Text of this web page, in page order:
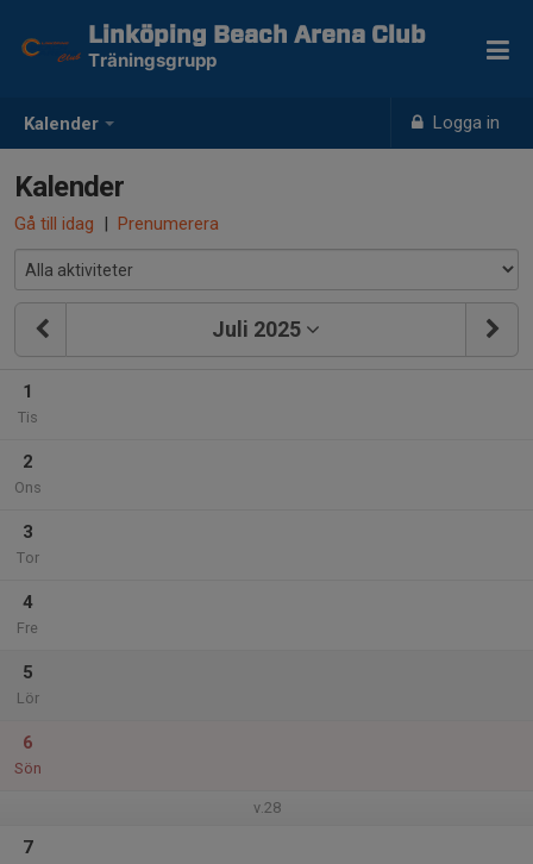
Kalender Logga in
Linköping Beach Arena Club
Träningsgrupp
Kalender
Gå till idag | Prenumerera
Juli 2025
1
Tis
2
Ons
3
Tor
4
Fre
5
Lör
6
Sön
v.28
7